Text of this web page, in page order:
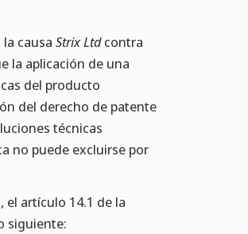
causa Strix Ltdcontra
la aplicación de una
del producto
del derecho de patente
técnicas
no puede excluirse por
el artículo 14.1 de la
siguiente: